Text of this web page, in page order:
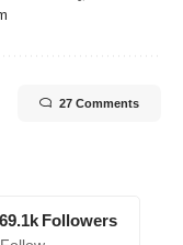
27 Comments
69.1k Followers